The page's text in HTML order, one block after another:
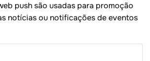
push são usadas para promoção
notícias ou notificações de eventos